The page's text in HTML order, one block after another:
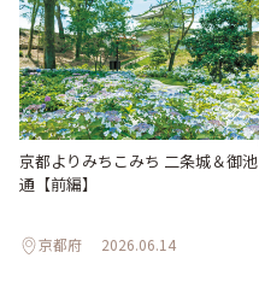
京都よりみちこみち 二条城＆御池
通【前編】
京都府 2026.06.14